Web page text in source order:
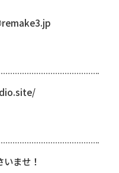
ませ！